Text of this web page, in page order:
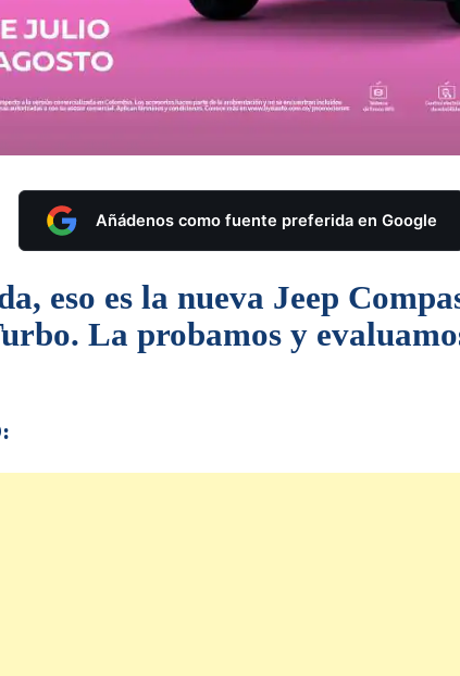
Añádenos como fuente preferida en Google
eso es la nueva Jeep
La probamos y